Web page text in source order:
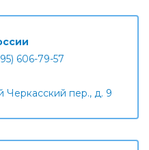
606-79-57
пер., д. 9